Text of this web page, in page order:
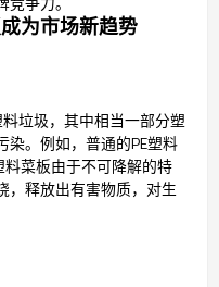
为市场新趋势
垃圾，其中相当一部分塑
。例如，普通的PE塑料
菜板由于不可降解的特
，释放出有害物质，对生